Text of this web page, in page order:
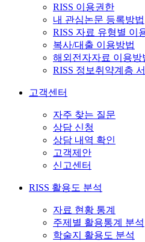
RISS 이용권한
내 관심논문 등록방법
RISS 자료 유형별 이
복사/대출 이용방법
해외전자자료 이용방
RISS 정보취약계층
고객센터
자주 찾는 질문
상담 신청
상담 내역 확인
고객제안
신고센터
RISS 활용도 분석
자료 현황 통계
주제별 활용통계 분석
학술지 활용도 분석